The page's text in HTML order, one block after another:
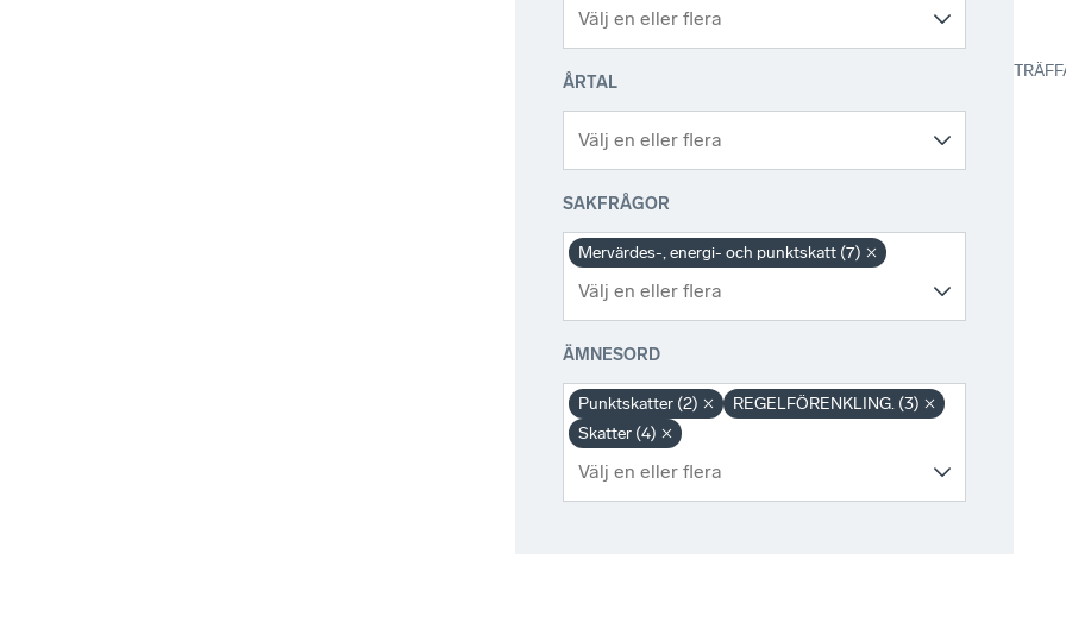
ÅRTAL
SAKFRÅGOR
Mervärdes-, energi- och punktskatt (7)
ÄMNESORD
Punktskatter (2)
REGELFÖRENKLING. (3)
Skatter (4)